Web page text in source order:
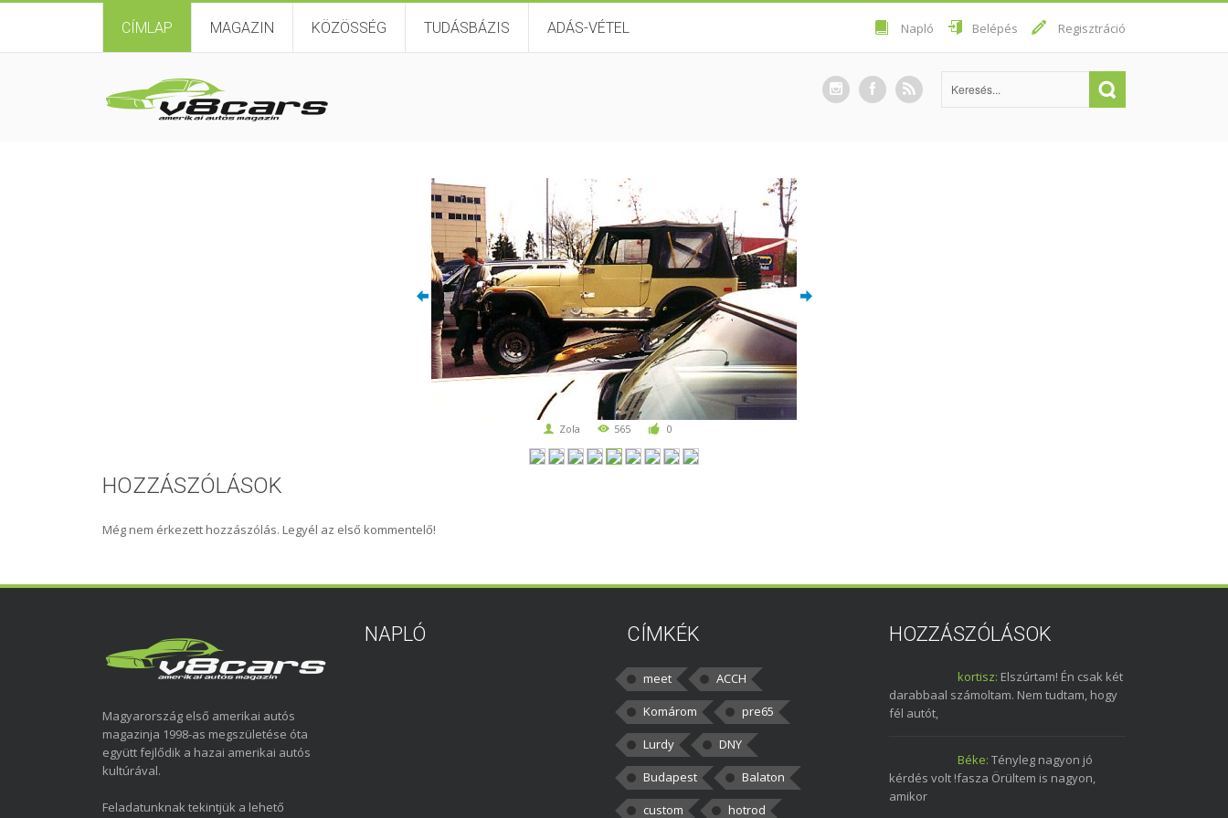
CÍMLAP MAGAZIN KÖZÖSSÉG TUDÁSBÁZIS ADÁS-VÉTEL Napló Belépés Regisztráció
Zola 565 0
HOZZÁSZÓLÁSOK
Még nem érkezett hozzászólás. Legyél az első kommentelő!
Magyarország első amerikai autós
magazinja 1998-as megszületése óta
együtt fejlődik a hazai amerikai autós
kultúrával.
Feladatunknak tekintjük a lehető
NAPLÓ CÍMKÉK
meet
ACCH
Komárom
pre65
Lurdy
DNY
Budapest
Balaton
custom
hotrod
HOZZÁSZÓLÁSOK
kortisz: Elszúrtam! Én csak két
darabbaal számoltam. Nem tudtam, hogy
fél autót,
Béke: Tényleg nagyon jó
kérdés volt !fasza Örültem is nagyon,
amikor